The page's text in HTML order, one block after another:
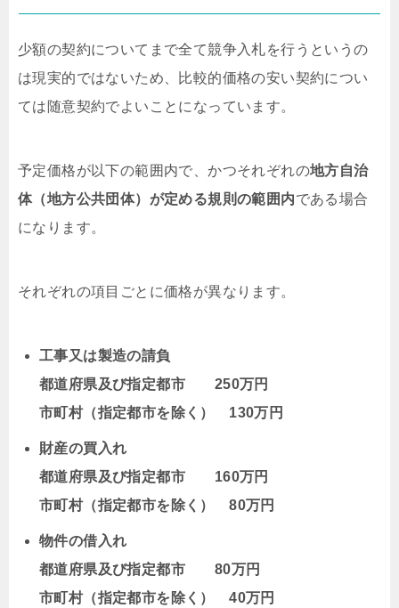
少額の契約についてまで全て競争入札を行うというの
は現実的ではないため、比較的価格の安い契約につい
ては随意契約でよいことになっています。
予定価格が以下の範囲内で、かつそれぞれの地方自治
体（地方公共団体）が定める規則の範囲内である場合
になります。
それぞれの項目ごとに価格が異なります。
工事又は製造の請負
都道府県及び指定都市 250万円
市町村（指定都市を除く） 130万円
財産の買入れ
都道府県及び指定都市 160万円
市町村（指定都市を除く） 80万円
物件の借入れ
都道府県及び指定都市 80万円
市町村（指定都市を除く） 40万円